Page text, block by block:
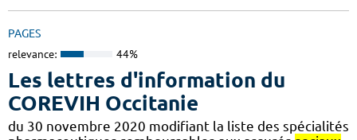
PAGES
relevance: 44%
Les lettres d'information du
COREVIH Occitanie
du 30 novembre 2020 modifiant la liste des spécialités